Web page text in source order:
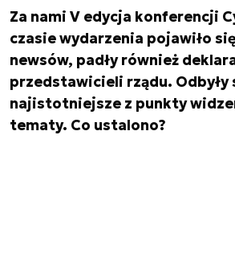
Za nami V edycja konferencji
czasie wydarzenia pojawiło
newsów, padły również
przedstawicieli rządu. Odbyły
najistotniejsze z punkty
tematy. Co ustalono?